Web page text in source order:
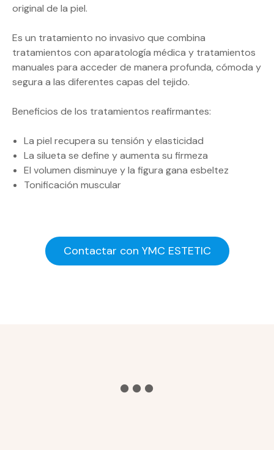
original de la piel.
Es un tratamiento no invasivo que combina
tratamientos con aparatología médica y tratamientos
manuales para acceder de manera profunda, cómoda y
segura a las diferentes capas del tejido.
Beneficios de los tratamientos reafirmantes:
La piel recupera su tensión y elasticidad
La silueta se define y aumenta su firmeza
El volumen disminuye y la figura gana esbeltez
Tonificación muscular
Contactar con YMC ESTETIC